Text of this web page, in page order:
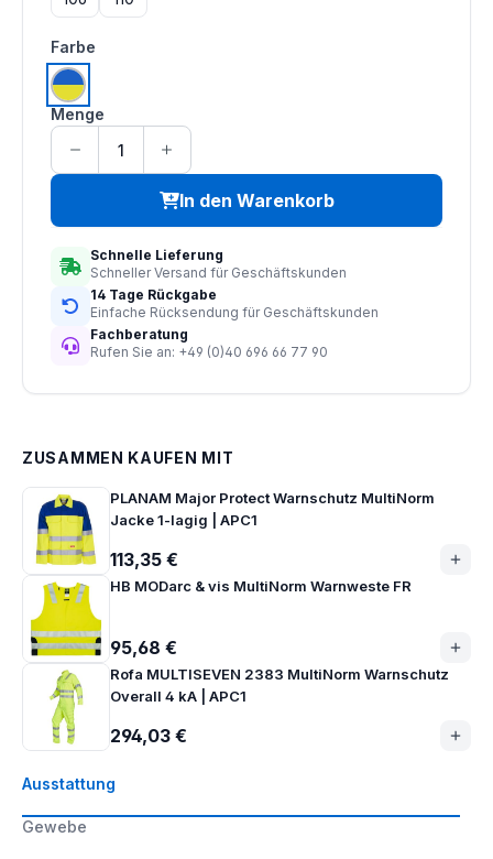
Ausstattung
Gewebe
Farbe
warngelb | kornblau
Menge
In den Warenkorb
Schnelle Lieferung
Schneller Versand für Geschäftskunden
14 Tage Rückgabe
Einfache Rücksendung für Geschäftskunden
Fachberatung
Rufen Sie an: +49 (0)40 696 66 77 90
ZUSAMMEN KAUFEN MIT
PLANAM Major Protect Warnschutz MultiNorm
Jacke 1-lagig | APC1
113,35 €
HB MODarc & vis MultiNorm Warnweste FR
95,68 €
Rofa MULTISEVEN 2383 MultiNorm Warnschutz
Overall 4 kA | APC1
294,03 €